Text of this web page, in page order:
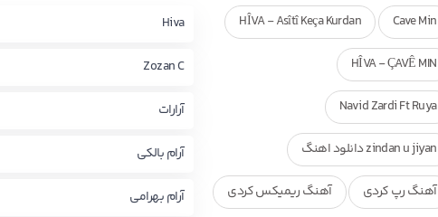
Cave Min
HÎVA - Asîtî Keça Kurdan
HÎVA - ÇAVÊ MIN
Navid Zardi Ft Ruya
zindan u jiyan دانلود اهنگ
آهنگ رپ کردی آهنگ ریمیکس کردی
Hiva
Zozan C
آرارات
آرام بالکی
آرام بهرامی